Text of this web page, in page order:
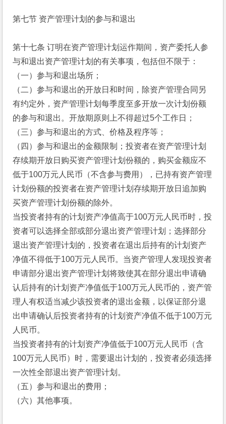
第七节 资产管理计划的参与和退出
第十七条 订明在资产管理计划运作期间，资产委托人参
与和退出资产管理计划的有关事项，包括但不限于：
（一）参与和退出场所；
（二）参与和退出的开放日和时间，除资产管理合同另
有约定外，资产管理计划每季度至多开放一次计划份额
的参与和退出。开放期原则上不得超过5个工作日；
（三）参与和退出的方式、价格及程序等；
（四）参与和退出的金额限制；投资者在资产管理计划
存续期开放日购买资产管理计划份额的，购买金额应不
低于100万元人民币（不含参与费用），已持有资产管理
计划份额的投资者在资产管理计划存续期开放日追加购
买资产管理计划份额的除外。
当投资者持有的计划资产净值高于100万元人民币时，投
资者可以选择全部或部分退出资产管理计划；选择部分
退出资产管理计划的，投资者在退出后持有的计划资产
净值不得低于100万元人民币。当资产管理人发现投资者
申请部分退出资产管理计划将致使其在部分退出申请确
认后持有的计划资产净值低于100万元人民币的，资产管
理人有权适当减少该投资者的退出金额，以保证部分退
出申请确认后投资者持有的计划资产净值不低于100万元
人民币。
当投资者持有的计划资产净值低于100万元人民币（含
100万元人民币）时，需要退出计划的，投资者必须选择
一次性全部退出资产管理计划。
（五）参与和退出的费用；
（六）其他事项。